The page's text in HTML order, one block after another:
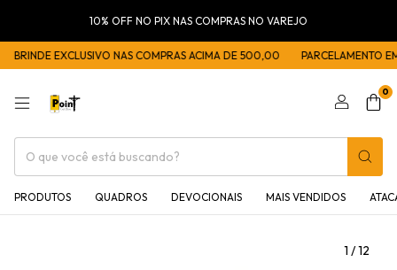
10% OFF NO PIX NAS COMPRAS NO VAREJO
BRINDE EXCLUSIVO NAS COMPRAS ACIMA DE 500,00 PARCELAMENTO EM
0
PRODUTOS QUADROS DEVOCIONAIS MAIS VENDIDOS
1 /12